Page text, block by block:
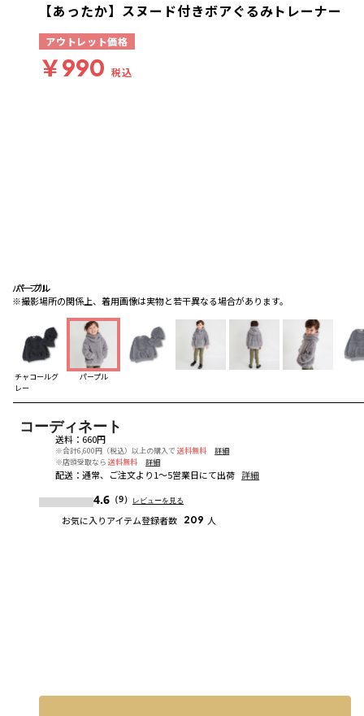
パープル
※撮影場所の関係上、着用画像は実物と若干異なる場合があります。
パープル
パープル
チャコールグ
レー
パープル
コーディネート
送料 ： 660円
※合計6,600円（税込）以上の購入で 送料無料
詳細
※店頭受取なら 送料無料 詳細
配送 ：通常、ご注文より1～5営業日にて出荷 詳細
4.6 （9） レビューを見る
お気に入りアイテム登録者数 209 人
【あったか】スヌード付きボアぐるみトレーナー
アウトレット価格
￥990 税込